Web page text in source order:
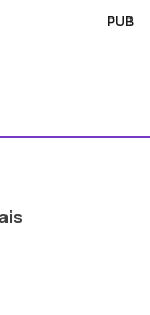
PUB
ao